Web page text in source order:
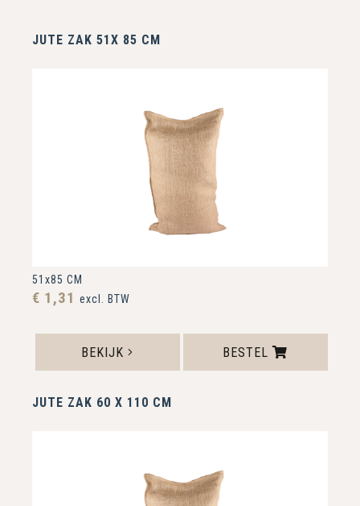
JUTE ZAK 51X 85 CM
51x85 CM
€ 1,31 excl. BTW
BEKIJK BESTEL
JUTE ZAK 60 X 110 CM